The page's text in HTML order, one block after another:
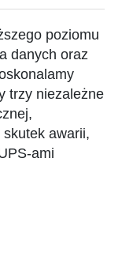
poziomu
danych oraz
trzy niezależne
skutek awarii,
ami